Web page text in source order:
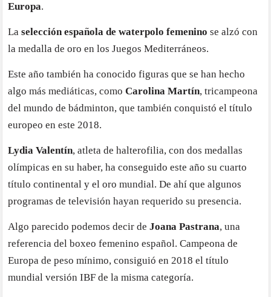
Europa.
Laselección española de waterpolo femenino se alzó con
la medalla de oro en los Juegos Mediterráneos.
Este año también ha conocido figuras que se han hecho
algo más mediáticas, comoCarolina Martín, tricampeona
del mundo de bádminton, que también conquistó el título
europeo en este 2018.
Lydia Valentín, atleta de halterofilia, con dos medallas
olímpicas en su haber, ha conseguido este año su cuarto
título continental y el oro mundial. De ahí que algunos
programas de televisión hayan requerido su presencia.
Algo parecido podemos decir deJoana Pastrana, una
referencia del boxeo femenino español. Campeona de
Europa de peso mínimo, consiguió en 2018 el título
mundial versión IBF de la misma categoría.